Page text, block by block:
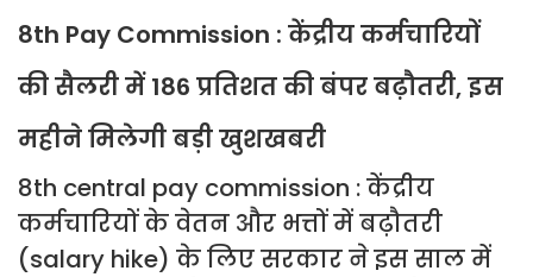
8th Pay Commission : केंद्रीय कर्मचारियों
की सैलरी में 186 प्रतिशत की बंपर बढ़ौतरी, इस
महीने मिलेगी बड़ी खुशखबरी
8th central pay commission : केंद्रीय
कर्मचारियों के वेतन और भत्तों में बढ़ौतरी
(salary hike) के लिए सरकार ने इस साल में